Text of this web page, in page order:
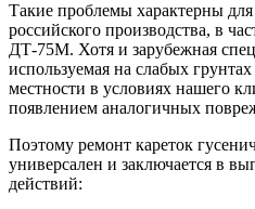
Такие проблемы характерны
российского производства, в
ДТ-75М. Хотя и зарубежная
используемая на слабых
местности в условиях нашего
появлением аналогичных
Поэтому ремонт кареток
универсален и заключается в
действий: